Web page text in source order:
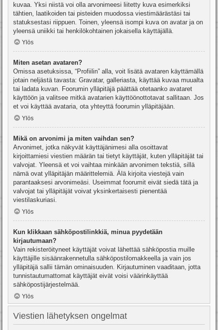
kuvaa. Yksi niistä voi olla arvonimeesi liitetty kuva esimerkiksi
tähtien, laatikoiden tai pisteiden muodossa viestimäärästäsi tai
statuksestasi riippuen. Toinen, yleensä isompi kuva on avatar ja on
yleensä uniikki tai henkilökohtainen jokaisella käyttäjällä.
Ylös
Miten asetan avataren?
Omissa asetuksissa, “Profiilin” alla, voit lisätä avataren käyttämällä
jotain neljästä tavasta: Gravatar, galleriasta, käyttää kuvaa muualta
tai ladata kuvan. Foorumin ylläpitäjä päättää otetaanko avataret
käyttöön ja valitsee mitkä avatarien käyttöönottotavat sallitaan. Jos
et voi käyttää avataria, ota yhteyttä foorumin ylläpitäjään.
Ylös
Mikä on arvonimi ja miten vaihdan sen?
Arvonimet, jotka näkyvät käyttäjänimesi alla osoittavat
kirjoittamiesi viestien määrän tai tietyt käyttäjät, kuten ylläpitäjät tai
valvojat. Yleensä et voi vaihtaa minkään arvonimen tekstiä, sillä
nämä ovat ylläpitäjän määrittelemiä. Älä kirjoita viestejä vain
parantaaksesi arvonimeäsi. Useimmat foorumit eivät siedä tätä ja
valvojat tai ylläpitäjät voivat yksinkertaisesti pienentää
viestilaskuriasi.
Ylös
Kun klikkaan sähköpostilinkkiä, minua pyydetään
kirjautumaan?
Vain rekisteröityneet käyttäjät voivat lähettää sähköpostia muille
käyttäjille sisäänrakennetulla sähköpostilomakkeella ja vain jos
ylläpitäjä sallii tämän ominaisuuden. Kirjautuminen vaaditaan, jotta
tunnistautumattomat käyttäjät eivät voisi väärinkäyttää
sähköpostijärjestelmää.
Ylös
Viestien lähetyksen ongelmat